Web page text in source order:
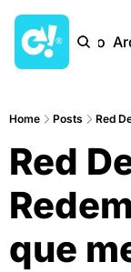
Início
Home Posts Red
Red
que